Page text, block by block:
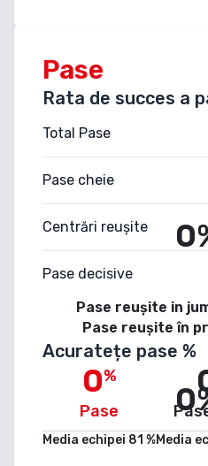
Pase
Rata de succes a
Total Pase
Pase cheie
Centrări reușite
Pase decisive
Pase reușite in
Pase reușite în
Acuratețe pase %
0%
Pase
Media echipei 81 %Media